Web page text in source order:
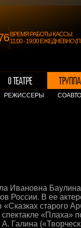
ВРЕМЯ РАБОТЫ КАССЫ:
11:00 - 19:00 ЕЖЕДНЕВНО
РЕЖИССЕРЫ
Ивановна Баулина
России. В ее
старого
«Плаха»
Галина